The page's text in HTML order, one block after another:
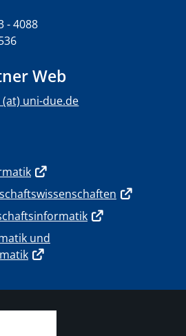
- 4088
Web
uni-due.de
und